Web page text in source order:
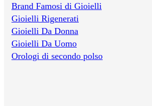
Brand Famosi di Gioielli
Gioielli Rigenerati
Gioielli Da Donna
Gioielli Da Uomo
Orologi di secondo polso